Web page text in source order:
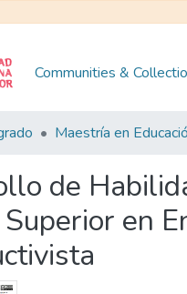
Communities &
de
Superior en